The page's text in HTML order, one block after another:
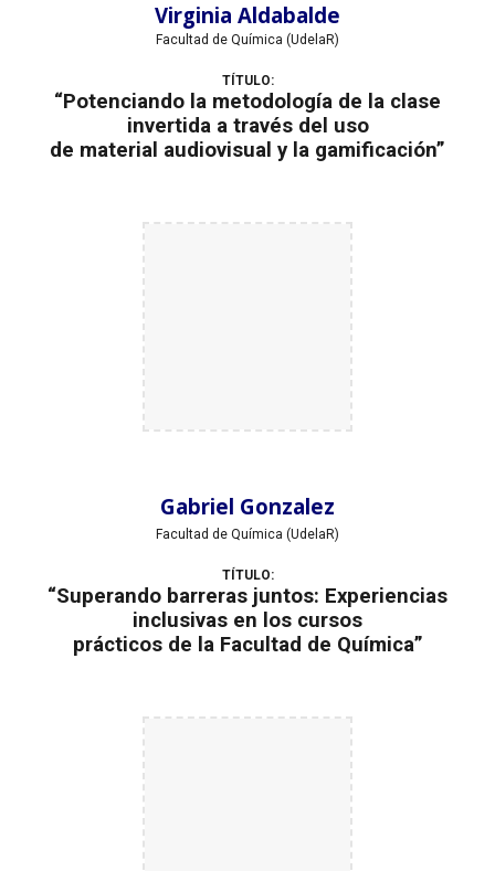
Virginia Aldabalde
Facultad de Química (UdelaR)
TÍTULO:
“Potenciando la metodología de la clase
invertida a través del uso
de material audiovisual y la gamificación”
Gabriel Gonzalez
Facultad de Química (UdelaR)
TÍTULO:
“Superando barreras juntos: Experiencias
inclusivas en los cursos
prácticos de la Facultad de Química”